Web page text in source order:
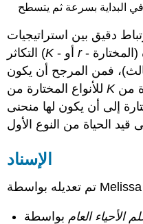
دقيق بين استراتيجيات
التكاثر (K - أوr- المختارة) ومنحنيات البقاء على قيد الحياة
فمن المرجح أن يكون
للأنواع المختارة منKمنحنى البقاء على قيد الحياة من
إلى أن يكون لها منحنى
الإسناد
الأحياء العام بواسطة